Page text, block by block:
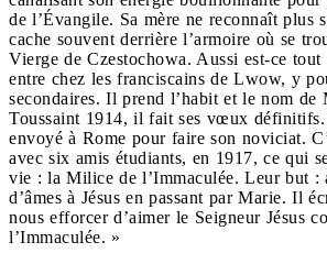
de l’Évangile. Sa mère ne reconnaît plus
cache souvent derrière l’armoire où se
Vierge de Czestochowa. Aussi est-ce tout
entre chez les franciscains de Lwow, y
secondaires. Il prend l’habit et le nom
Toussaint 1914, il fait ses vœux
envoyé à Rome pour faire son noviciat.
avec six amis étudiants, en 1917, ce qui
vie : la Milice de l’Immaculée. Leur but :
d’âmes à Jésus en passant par Marie. Il
nous efforcer d’aimer le Seigneur Jésus
l’Immaculée. »